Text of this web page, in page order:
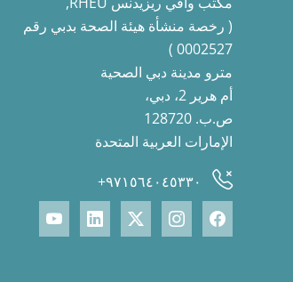
( رخصة منشأة هيئة الصحة بدبي رقم
0002527 )
مترو مدينة دبي الصحية
أم هرير 2، دبي،
ص.ب. 128720
الإمارات العربية المتحدة
٩٧١٥٦٤٠٤٥٣٣٠+